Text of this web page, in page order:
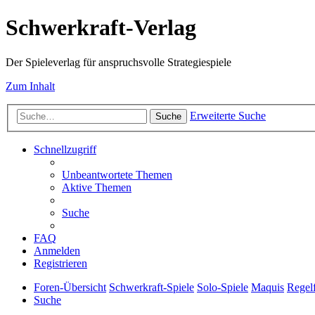
Schwerkraft-Verlag
Der Spieleverlag für anspruchsvolle Strategiespiele
Zum Inhalt
Suche Erweiterte Suche
Schnellzugriff
Unbeantwortete Themen
Aktive Themen
Suche
FAQ
Anmelden
Registrieren
Foren-Übersicht Schwerkraft-Spiele Solo-Spiele Maquis
Suche